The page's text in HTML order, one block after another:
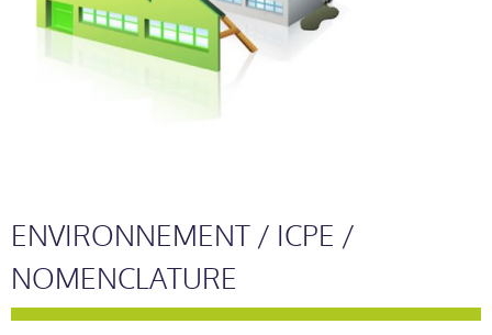
ENVIRONNEMENT / ICPE /
NOMENCLATURE